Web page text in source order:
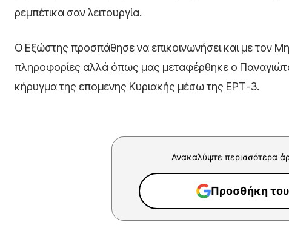
ρεμπέτικα σαν λειτουργία.
Ο Εξώστης προσπάθησε να επικοινωνήσει και με τον
πληροφορίες αλλά όπως μας μεταφέρθηκε ο
κήρυγμα της επομενης Κυριακής μέσω της ΕΡΤ-3.
Ανακαλύψτε περισσότερα
Προσθήκη